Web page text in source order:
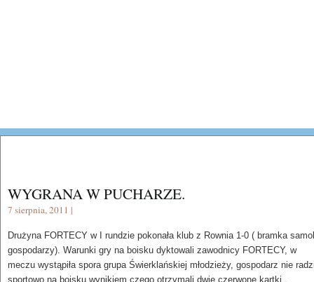
WYGRANA W PUCHARZE.
7 sierpnia, 2011 |
Drużyna FORTECY w I rundzie pokonała klub z Rownia 1-0 ( bramka
gospodarzy). Warunki gry na boisku dyktowali zawodnicy FORTECY, w
meczu wystąpiła spora grupa Świerklańskiej młodzieży, gospodarz nie
sportowo na boisku wynikiem czego otrzymali dwie czerwone kartki ,